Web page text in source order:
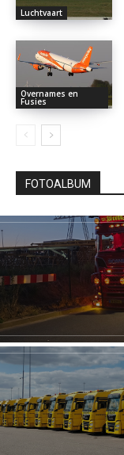
Luchtvaart
Overnames en
Fusies
FOTOALBUM